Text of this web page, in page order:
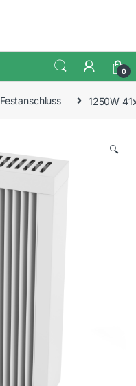
0
Festanschluss 1250W
🔍